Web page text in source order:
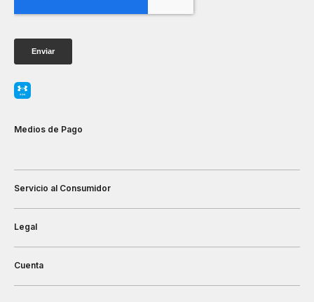
Medios de Pago
Servicio al Consumidor
Legal
Cuenta